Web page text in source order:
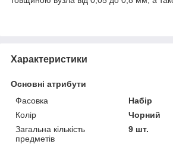
Характеристики
Основні атрибути
Фасовка
Набір
Колір
Чорний
Загальна кількість
предметів
9 шт.